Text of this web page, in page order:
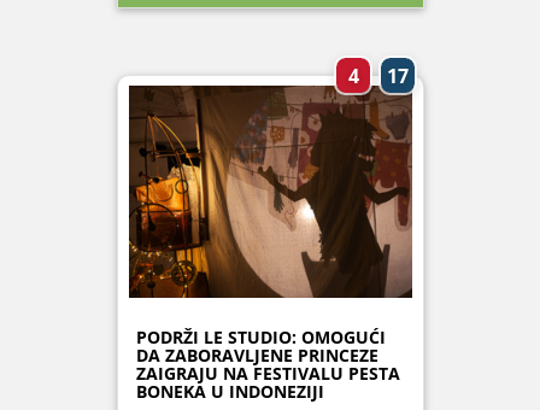
4 17
PODRŽI LE STUDIO: OMOGUĆI
DA ZABORAVLJENE PRINCEZE
ZAIGRAJU NA FESTIVALU PESTA
BONEKA U INDONEZIJI